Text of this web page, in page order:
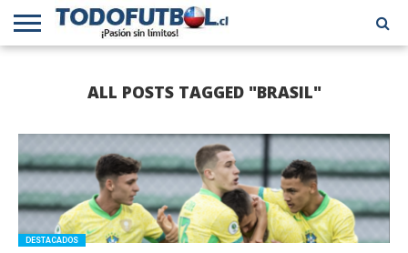
INTERNACIONALALL POSTS TAGGED "BRASIL"
DESTACADOS